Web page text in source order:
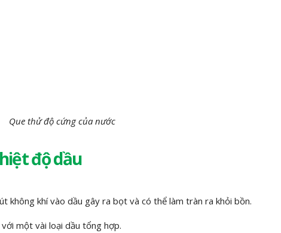
Que thử độ cứng của nước
độ dầu
không khí vào dầu gây ra bọt và có thể làm tràn ra khỏi bồn.
một vài loại dầu tổng hợp.